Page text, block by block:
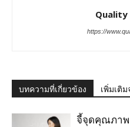
Quality
https://
บทความที่เกี่ยวข้อง เพิ่มเติ
จี้จุดคุณภาพ